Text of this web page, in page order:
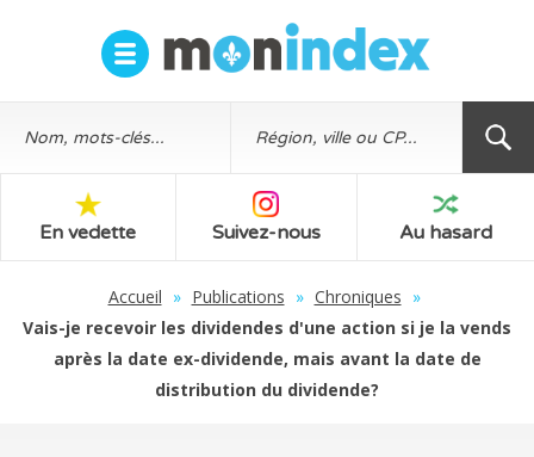
En vedette Suivez-nous Au hasard
Accueil » Publications » Chroniques »
Vais-je recevoir les dividendes d'une action si je la vends
après la date ex-dividende, mais avant la date de
distribution du dividende?